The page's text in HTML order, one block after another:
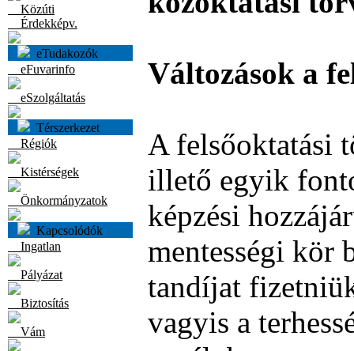
Közúti
Érdekképv.
eTudakozók
eFuvarinfo
eSzolgáltatás
Térszerkezet
Régiók
Kistérségek
Önkormányzatok
Kapcsolódók
Ingatlan
Pályázat
Biztosítás
Vám
Változások a
A felsőoktatási
illető egyik
képzési
mentességi kör
tandíjat
vagyis a